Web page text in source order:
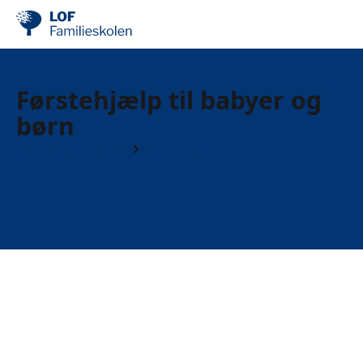
Førstehjælp til babyer og
børn